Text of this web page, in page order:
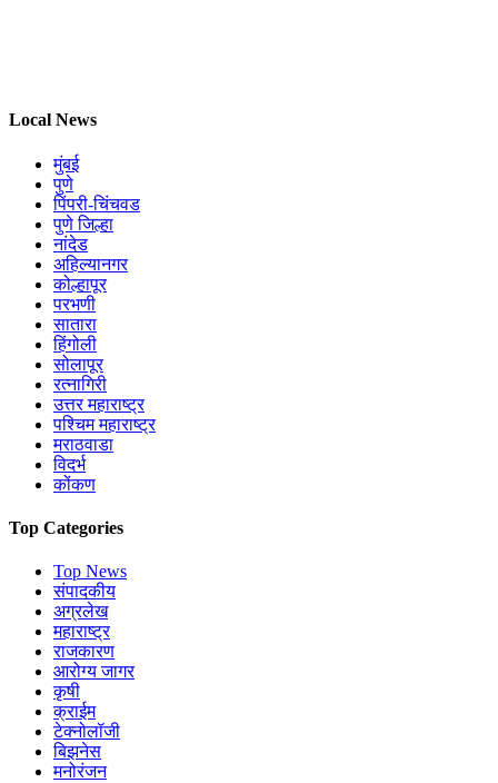
Local News
मुंबई
पुणे
पिंपरी-चिंचवड
पुणे जिल्हा
नांदेड
अहिल्यानगर
कोल्हापूर
परभणी
सातारा
हिंगोली
सोलापूर
रत्नागिरी
उत्तर महाराष्ट्र
पश्चिम महाराष्ट्र
मराठवाडा
विदर्भ
कोंकण
Top Categories
Top News
संपादकीय
अग्रलेख
महाराष्ट्र
राजकारण
आरोग्य जागर
कृषी
क्राईम
टेक्नोलॉजी
बिझनेस
मनोरंजन